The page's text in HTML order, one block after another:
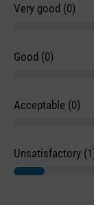
Very good (0)
Good (0)
Acceptable (0)
Unsatisfactory